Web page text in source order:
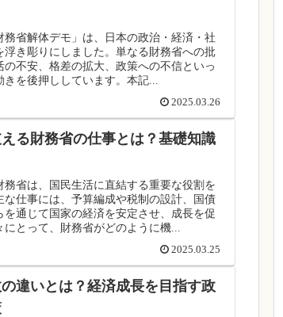
務省解体デモ」は、日本の政治・経済・社
き彫りにしました。単なる財務省への批
不安、格差の拡大、政策への不信といっ
を後押ししています。本記...
2025.03.26
る財務省の仕事とは？基礎知識
務省は、国民生活に直結する重要な役割を
仕事には、予算編成や税制の設計、国債
通じて国家の経済を安定させ、成長を促
とって、財務省がどのように機...
2025.03.25
違いとは？経済成長を目指す政